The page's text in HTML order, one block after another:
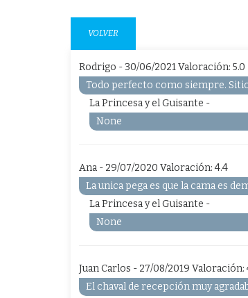
VOLVER
Rodrigo - 30/06/2021 Valoración: 5.0
Todo perfecto como siempre.
La Princesa y el Guisante -
None
Ana - 29/07/2020 Valoración: 4.4
La unica pega es que la cama es
La Princesa y el Guisante -
None
Juan Carlos - 27/08/2019 Valoración:
El chaval de recepción muy